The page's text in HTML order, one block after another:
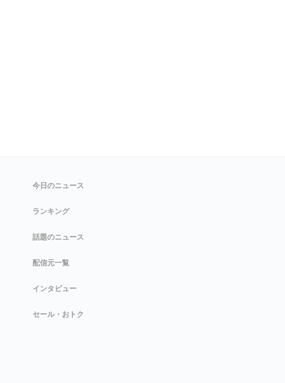
今日のニュース
ランキング
話題のニュース
配信元一覧
インタビュー
セール・おトク